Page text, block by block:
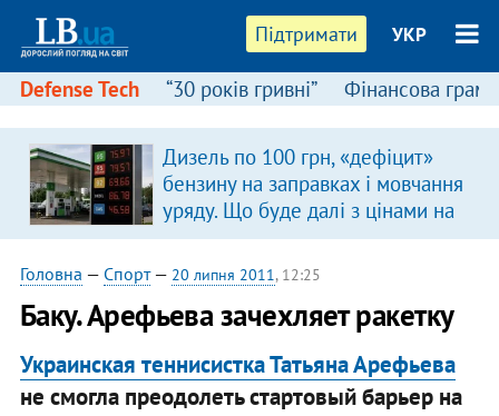
Підтримати УКР
Defense Tech “30 років гривні” Фінансова
Дизель по 100 грн, «дефіцит»
бензину на заправках і мовчання
уряду. Що буде далі з цінами на
пальне?
Головна — Спорт— 20 липня 2011, 12:25
Баку. Арефьева зачехляет ракетку
Украинская теннисистка Татьяна Арефьева
не смогла преодолеть стартовый барьер на